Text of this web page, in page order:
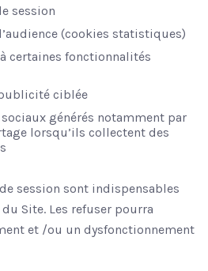
session
(cookies statistiques)
certaines fonctionnalités
ciblée
générés notamment par
lorsqu’ils collectent des
session sont indispensables
Site. Les refuser pourra
et /ou un dysfonctionnement